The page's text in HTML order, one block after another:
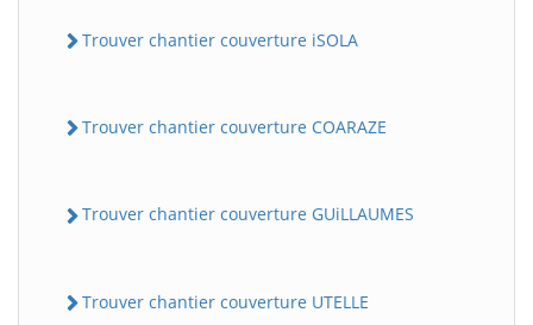
Trouver chantier couverture iSOLA
Trouver chantier couverture COARAZE
Trouver chantier couverture GUiLLAUMES
Trouver chantier couverture UTELLE